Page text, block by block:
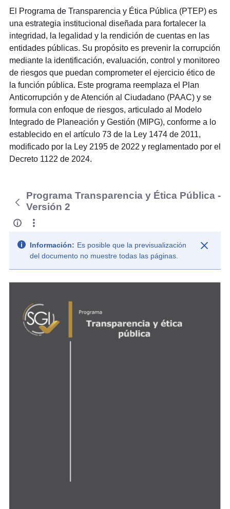
El Programa de Transparencia y Ética Pública (PTEP) es
una estrategia institucional diseñada para fortalecer la
integridad, la legalidad y la rendición de cuentas en las
entidades públicas. Su propósito es prevenir la corrupción
mediante la identificación, evaluación, control y monitoreo
de riesgos que puedan comprometer el ejercicio ético de
la función pública. Este programa reemplaza el Plan
Anticorrupción y de Atención al Ciudadano (PAAC) y se
formula con enfoque de riesgos, articulado al Modelo
Integrado de Planeación y Gestión (MIPG), conforme a lo
establecido en el artículo 73 de la Ley 1474 de 2011,
modificado por la Ley 2195 de 2022 y reglamentado por el
Decreto 1122 de 2024.
Programa Transparencia y Ética Pública -
Versión 2
Información: Es posible que la previsualización
del documento no muestre todas las páginas.